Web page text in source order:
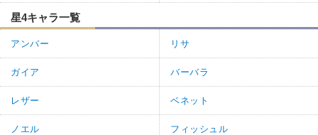
星4キャラ一覧
アンバー リサ
ガイア バーバラ
レザー ベネット
ノエル フィッシュル